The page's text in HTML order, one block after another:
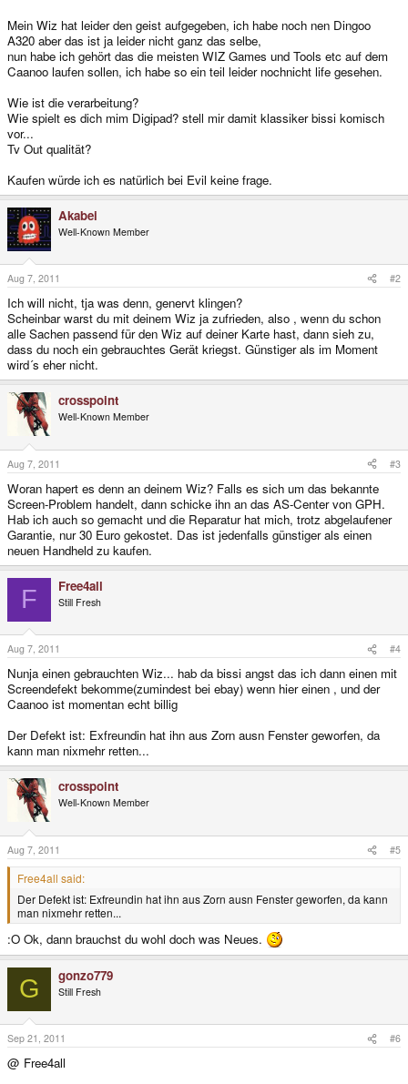
Mein Wiz hat leider den geist aufgegeben, ich habe noch nen Dingoo
A320 aber das ist ja leider nicht ganz das selbe,
nun habe ich gehört das die meisten WIZ Games und Tools etc auf dem
Caanoo laufen sollen, ich habe so ein teil leider nochnicht life gesehen.
Wie ist die verarbeitung?
Wie spielt es dich mim Digipad? stell mir damit klassiker bissi komisch
vor...
Tv Out qualität?
Kaufen würde ich es natürlich bei Evil keine frage.
Akabei
Well-Known Member
Aug 7, 2011 #2
Ich will nicht, tja was denn, genervt klingen?
Scheinbar warst du mit deinem Wiz ja zufrieden, also , wenn du schon
alle Sachen passend für den Wiz auf deiner Karte hast, dann sieh zu,
dass du noch ein gebrauchtes Gerät kriegst. Günstiger als im Moment
wird´s eher nicht.
crosspoint
Well-Known Member
Aug 7, 2011 #3
Woran hapert es denn an deinem Wiz? Falls es sich um das bekannte
Screen-Problem handelt, dann schicke ihn an das AS-Center von GPH.
Hab ich auch so gemacht und die Reparatur hat mich, trotz abgelaufener
Garantie, nur 30 Euro gekostet. Das ist jedenfalls günstiger als einen
neuen Handheld zu kaufen.
F Free4all
Still Fresh
Aug 7, 2011 #4
Nunja einen gebrauchten Wiz... hab da bissi angst das ich dann einen mit
Screendefekt bekomme(zumindest bei ebay) wenn hier einen , und der
Caanoo ist momentan echt billig
Der Defekt ist: Exfreundin hat ihn aus Zorn ausn Fenster geworfen, da
kann man nixmehr retten...
crosspoint
Well-Known Member
Aug 7, 2011 #5
Free4all said:
Der Defekt ist: Exfreundin hat ihn aus Zorn ausn Fenster geworfen, da kann
man nixmehr retten...
:O Ok, dann brauchst du wohl doch was Neues.
G gonzo779
Still Fresh
Sep 21, 2011 #6
@ Free4all